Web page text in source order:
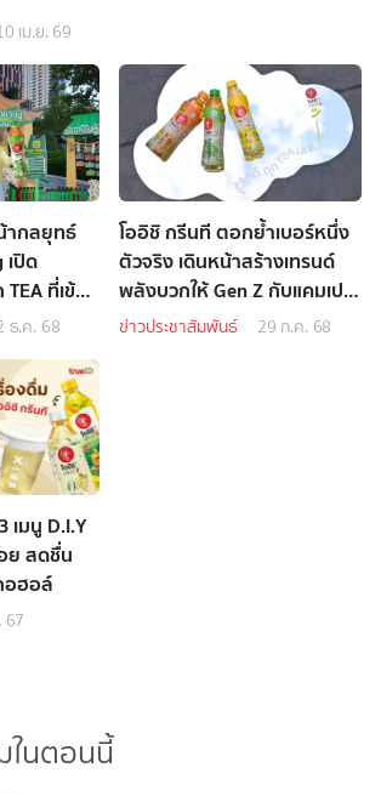
เม.ย. 69
ากลยุทธ์
ปิด
ที่เข้า
ธ.ค. 68
โออิชิ กรีนที ตอกย้ำเบอร์หนึ่ง
ตัวจริง เดินหน้าสร้างเทรนด์
พลังบวกให้ Gen Z กับแคมเปญ
“โออิชิ กรีนที รู้สึกดี ทุก Tea
ข่าวประชาสัมพันธ์ 29 ก.ค. 68
เมนู D.I.Y
ย สดชื่น
อฮอล์
67
นตอนนี้